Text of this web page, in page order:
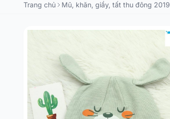
Trang chủ Mũ, khăn, giầy, tất thu đông 2019